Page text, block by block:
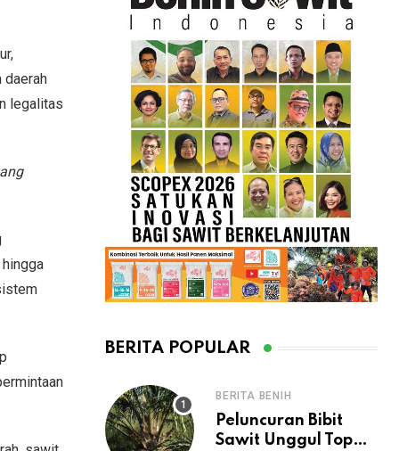
daerah
legalitas
BERITA POPULAR
BERITA BENIH
Peluncuran Bibit
Sawit Unggul Topaz